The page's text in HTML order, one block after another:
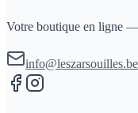
Votre boutique en ligne
info@leszarsouilles.be